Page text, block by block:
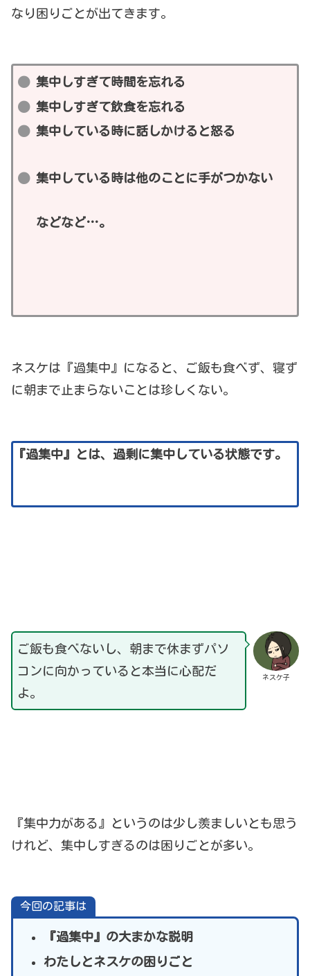
なり困りごとが出てきます。
集中しすぎて時間を忘れる
集中しすぎて飲食を忘れる
集中している時に話しかけると怒る
集中している時は他のことに手がつかない
などなど…。
ネスケは『過集中』になると、ご飯も食べず、寝ず
に朝まで止まらないことは珍しくない。
『過集中』とは、過剰に集中している状態です。
ネスケ子
ご飯も食べないし、朝まで休まずパソ
コンに向かっていると本当に心配だ
よ。
『集中力がある』というのは少し羨ましいとも思う
けれど、集中しすぎるのは困りごとが多い。
今回の記事は
『過集中』の大まかな説明
わたしとネスケの困りごと